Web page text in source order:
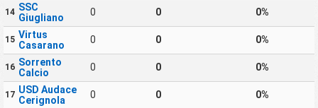
14 SSC
Giugliano
0 0 0%
15 Virtus
Casarano
0 0 0%
16 Sorrento
Calcio
0 0 0%
17 USD Audace
Cerignola
0 0 0%